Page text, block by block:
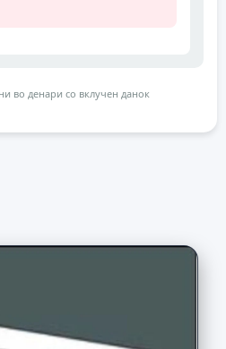
во денари со вклучен данок